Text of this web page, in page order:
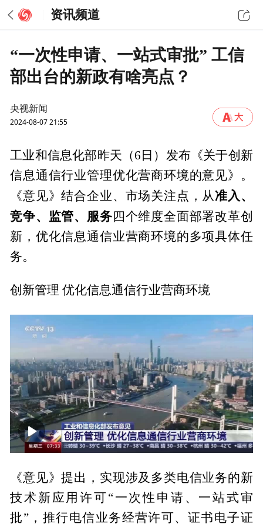
资讯频道
“一次性申请、一站式审批” 工信
部出台的新政有啥亮点？
央视新闻
2024-08-07 21:55
工业和信息化部昨天（6日）发布《关于创新
信息通信行业管理优化营商环境的意见》。
《意见》结合企业、市场关注点，从准入、
竞争、监管、服务 四个维度全面部署改革创
新，优化信息通信业营商环境的多项具体任
务。
创新管理 优化信息通信行业营商环境
00:00 00:57
《意见》提出，实现涉及多类电信业务的新
技术新应用许可“一次性申请、一站式审
批”，推行电信业务经营许可、证书电子证